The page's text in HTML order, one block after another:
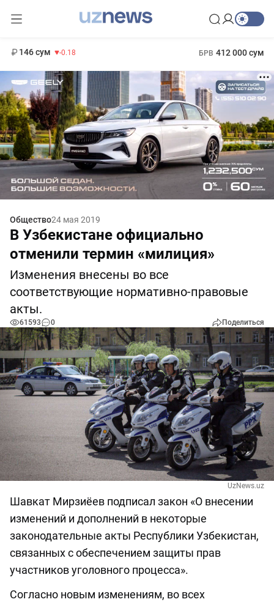
146 сум -0.18 БРВ 412 000 сум
Общество24 мая 2019
В Узбекистане официально
отменили термин «милиция»
Изменения внесены во все
соответствующие нормативно-правовые
акты.
61593 0 Поделиться
UzNews.uz
Шавкат Мирзиёев подписал закон «О внесении
изменений и дополнений в некоторые
законодательные акты Республики Узбекистан,
связанных с обеспечением защиты прав
участников уголовного процесса».
Согласно новым изменениям, во всех